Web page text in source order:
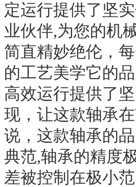
定运行提供了坚
业伙伴,为您的机
简直精妙绝伦，
的工艺美学它的
高效运行提供了
现，让这款轴承
说，这款轴承的
典范,轴承的精度
差被控制在极小